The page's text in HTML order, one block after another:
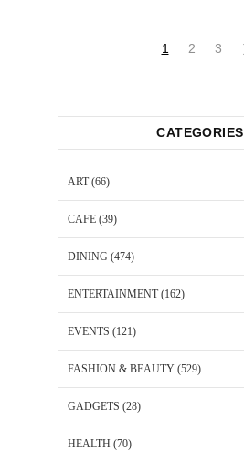
1 2 3
CATEGORIES
ART(66)
CAFE (39)
DINING (474)
ENTERTAINMENT(162)
EVENTS (121)
FASHION & BEAUTY (529)
GADGETS (28)
HEALTH (70)